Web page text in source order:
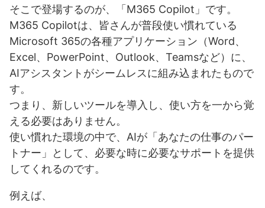
創造性と共同作業を加速：Copilot Pagesでコンテンツを生
み出す
プロジェクト管理と創造性の新たな地平へ
4-1. 機密情報を保護するMicrosoft Purview DLPの仕組み
M365 CopilotとDLPの連携で情報漏洩を防ぐ
管理者向けの安心機能
4-2. 利用状況の可視化とコスト管理：管理センターの
Copilot Control System
「見える化」で利用状況を把握するM365 Copilot
そこで登場するのが、「M365 Copilot」です。
M365 Copilotは、皆さんが普段使い慣れている
Microsoft 365の各種アプリケーション（Word、
Excel、PowerPoint、Outlook、Teamsなど）に、
AIアシスタントがシームレスに組み込まれたもので
す。
つまり、新しいツールを導入し、使い方を一から覚
える必要はありません。
使い慣れた環境の中で、AIが「あなたの仕事のパー
トナー」として、必要な時に必要なサポートを提供
してくれるのです。
例えば、